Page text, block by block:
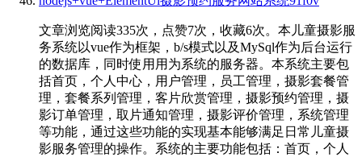
文章浏览阅读335次，点赞7次，收藏6次。本儿童摄影服
务系统以vue作为框架，b/s模式以及MySql作为后台运行
的数据库，同时使用用为系统的服务器。本系统主要包
括首页，个人中心，用户管理，员工管理，摄影套餐管
理，套餐系列管理，客片欣赏管理，摄影预约管理，摄
影订单管理，取片通知管理，摄影评价管理，系统管理
等功能，通过这些功能的实现基本能够满足日常儿童摄
影服务管理的操作。系统的主要功能包括：首页，个人